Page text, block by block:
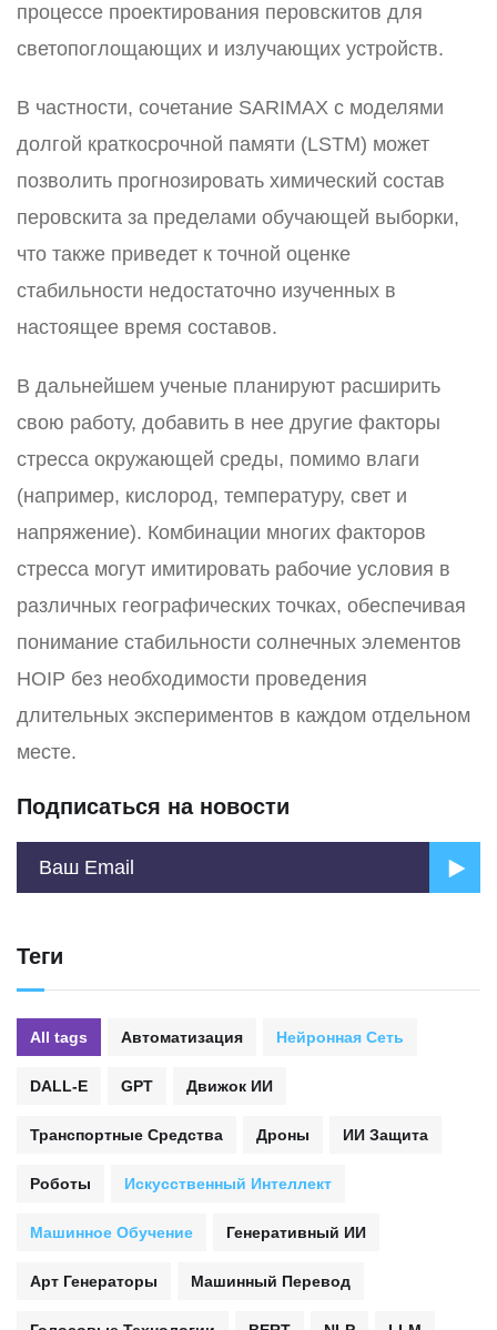
процессе проектирования перовскитов для
светопоглощающих и излучающих устройств.
В частности, сочетание SARIMAX с моделями
долгой краткосрочной памяти (LSTM) может
позволить прогнозировать химический состав
перовскита за пределами обучающей выборки,
что также приведет к точной оценке
стабильности недостаточно изученных в
настоящее время составов.
В дальнейшем ученые планируют расширить
свою работу, добавить в нее другие факторы
стресса окружающей среды, помимо влаги
(например, кислород, температуру, свет и
напряжение). Комбинации многих факторов
стресса могут имитировать рабочие условия в
различных географических точках, обеспечивая
понимание стабильности солнечных элементов
HOIP без необходимости проведения
длительных экспериментов в каждом отдельном
месте.
Подписаться на новости
Теги
All tags Автоматизация Нейронная Сеть
DALL-E GPT Движок ИИ
Транспортные Средства Дроны ИИ Защита
Роботы Искусственный Интеллект
Машинное Обучение Генеративный ИИ
Арт Генераторы Машинный Перевод